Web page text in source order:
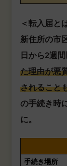
＜転入届と
新住所の市
日から2週
た理由が悪
されること
の手続き時
に。
手続き場所